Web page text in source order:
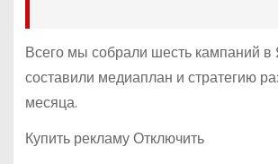
Всего мы собрали шесть кампаний в
составили медиаплан и стратегию
месяца.
Купить рекламу Отключить